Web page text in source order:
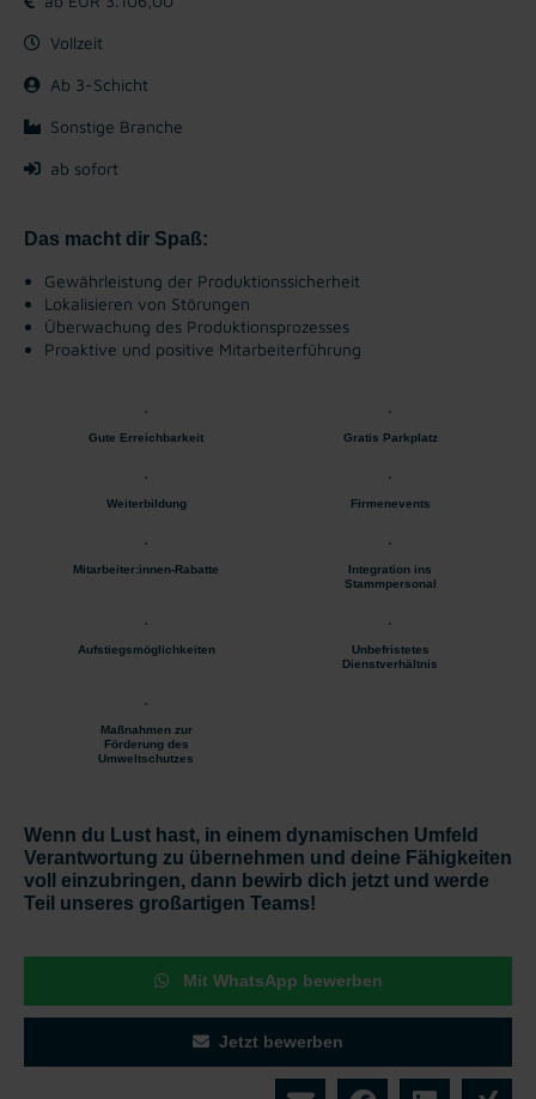
Vollzeit
Ab 3-Schicht
Sonstige Branche
ab sofort
Das macht dir Spaß:
Gewährleistung der Produktionssicherheit
Lokalisieren von Störungen
Überwachung des Produktionsprozesses
Proaktive und positive Mitarbeiterführung
Gute Erreichbarkeit Gratis Parkplatz
Weiterbildung Firmenevents
Mitarbeiter:innen-Rabatte
Integration ins
Stammpersonal
Aufstiegsmöglichkeiten
Unbefristetes
Dienstverhältnis
Maßnahmen zur
Förderung des
Umweltschutzes
Wenn du Lust hast, in einem dynamischen Umfeld
Verantwortung zu übernehmen und deine Fähigkeiten
voll einzubringen, dann bewirb dich jetzt und werde
Teil unseres großartigen Teams!
Mit WhatsApp bewerben
Jetzt bewerben